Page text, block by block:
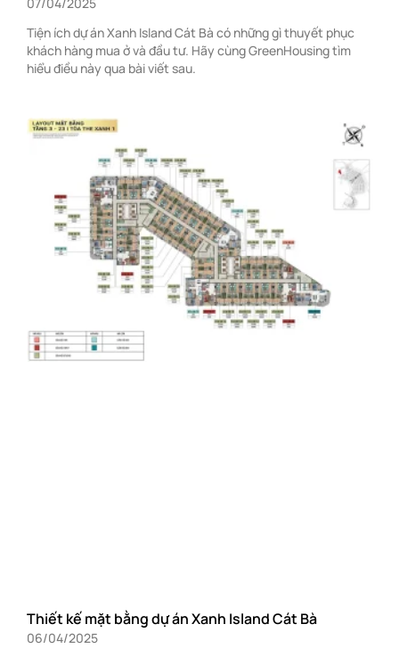
Tiện ích dự án Xanh Island Cát Bà có những gì thuyết phục
khách hàng mua ở và đầu tư. Hãy cùng GreenHousing tìm
hiểu điều này qua bài viết sau.
Thiết kế mặt bằng dự án Xanh Island Cát Bà
06/04/2025